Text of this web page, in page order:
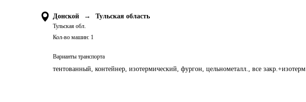
Донской →
Тульская обл.
Тульская область
Кол-во машин: 1
Варианты транспорта
тентованный, контейнер, изотермический, фургон, цельнометалл., все закр.+изотерм